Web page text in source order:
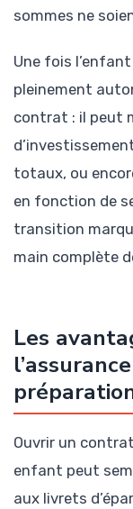
sommes ne
Une fois
pleinement
contrat : il peut
totaux, ou
en fonction de
transition
main complète
Les
Ouvrir un
enfant peut
aux livrets